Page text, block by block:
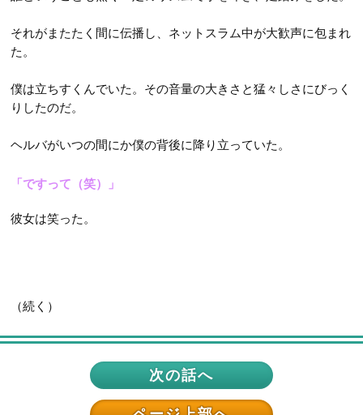
それがまたたく間に伝播し、ネットスラム中が大歓声に包まれ
た。
僕は立ちすくんでいた。その音量の大きさと猛々しさにびっく
りしたのだ。
ヘルバがいつの間にか僕の背後に降り立っていた。
「ですって（笑）」
彼女は笑った。
（続く）
次の話へ